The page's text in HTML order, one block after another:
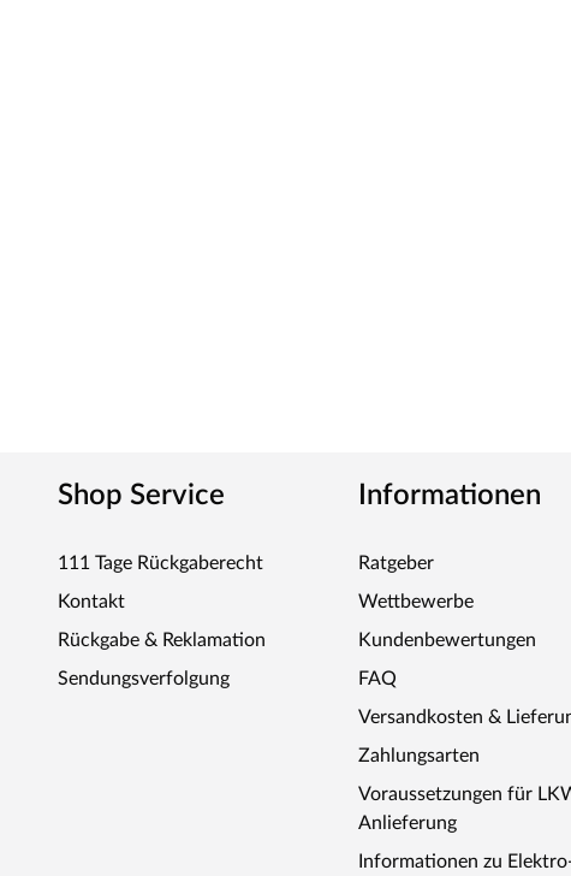
Shop Service
111 Tage Rückgaberecht
Kontakt
Rückgabe & Reklamation
Sendungsverfolgung
Informationen
Ratgeber
Wettbewerbe
Kundenbewertungen
FAQ
Versandkosten &
Zahlungsarten
Voraussetzungen für
Anlieferung
Informationen zu